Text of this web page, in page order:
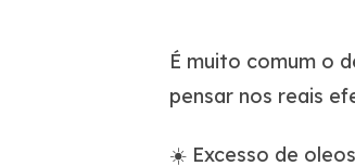
É muito comum o
pensar nos reais
☀️ Excesso de